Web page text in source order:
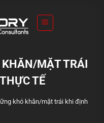
MẶT TRÁI
TẾ
khó khăn/mặt trái khi định